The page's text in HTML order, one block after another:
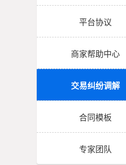
平台协议
商家帮助中心
交易纠纷调解
合同模板
专家团队